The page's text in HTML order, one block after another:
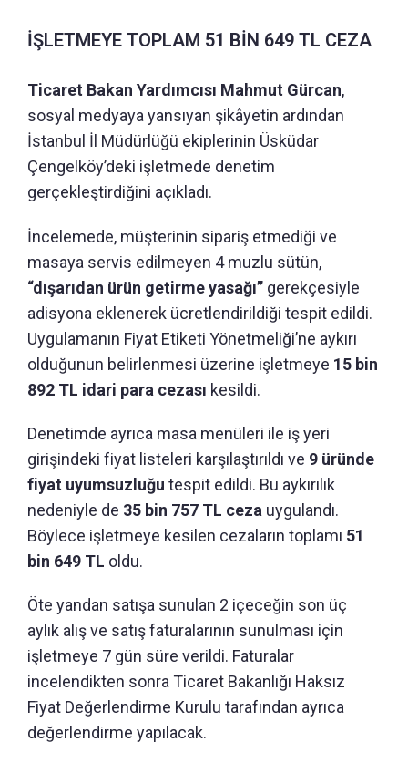
İŞLETMEYE TOPLAM 51 BİN 649 TL CEZA
Ticaret Bakan Yardımcısı Mahmut Gürcan,
sosyal medyaya yansıyan şikâyetin ardından
İstanbul İl Müdürlüğü ekiplerinin Üsküdar
Çengelköy’deki işletmede denetim
gerçekleştirdiğini açıkladı.
İncelemede, müşterinin sipariş etmediği ve
masaya servis edilmeyen 4 muzlu sütün,
“dışarıdan ürün getirme yasağı” gerekçesiyle
adisyona eklenerek ücretlendirildiği tespit edildi.
Uygulamanın Fiyat Etiketi Yönetmeliği’ne aykırı
olduğunun belirlenmesi üzerine işletmeye 15 bin
892 TL idari para cezası kesildi.
Denetimde ayrıca masa menüleri ile iş yeri
girişindeki fiyat listeleri karşılaştırıldı ve 9 üründe
fiyat uyumsuzluğu tespit edildi. Bu aykırılık
nedeniyle de 35 bin 757 TL ceza uygulandı.
Böylece işletmeye kesilen cezaların toplamı 51
bin 649 TL oldu.
Öte yandan satışa sunulan 2 içeceğin son üç
aylık alış ve satış faturalarının sunulması için
işletmeye 7 gün süre verildi. Faturalar
incelendikten sonra Ticaret Bakanlığı Haksız
Fiyat Değerlendirme Kurulu tarafından ayrıca
değerlendirme yapılacak.